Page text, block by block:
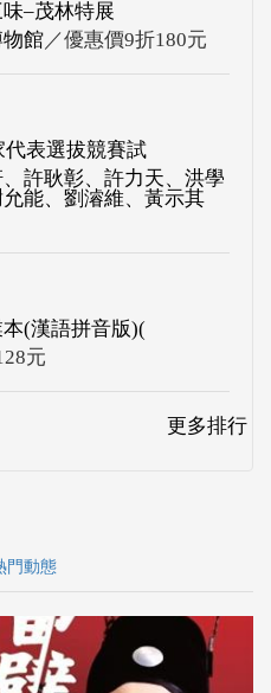
–茂林特展
館／優惠價9折180元
表選拔競賽試
許耿彰、許力天、洪學
能、劉濬維、黃示其
(漢語拼音版)(
元
更多排行
門動態